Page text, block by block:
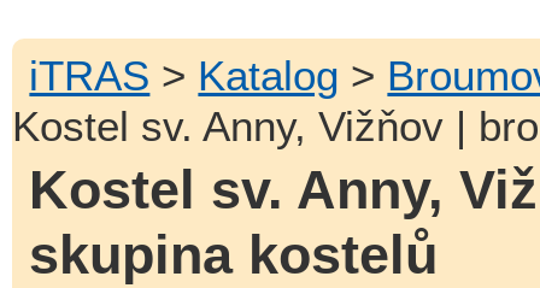
iTRAS > Katalog >
Kostel sv. Anny, Vižňov |
Kostel sv. Anny,
skupina kostelů